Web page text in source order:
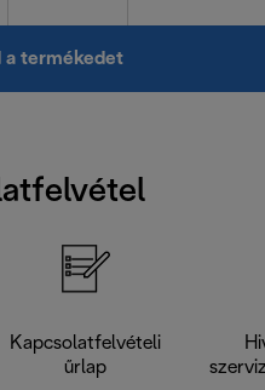
a termékedet
Kapcsolatfelvételi
űrlap